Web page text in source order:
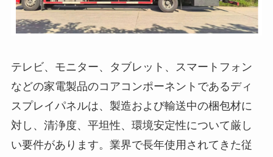
テレビ、モニター、タブレット、スマートフォン
などの家電製品のコアコンポーネントであるディ
スプレイパネルは、製造および輸送中の梱包材に
対し、清浄度、平坦性、環境安定性について厳し
い要件があります。業界で長年使用されてきた従